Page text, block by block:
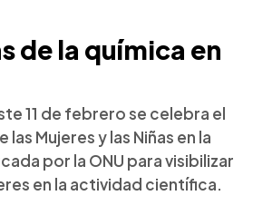
de la química en
11 de febrero se celebra el
Mujeres y las Niñas en la
por la ONU para visibilizar
en la actividad científica.